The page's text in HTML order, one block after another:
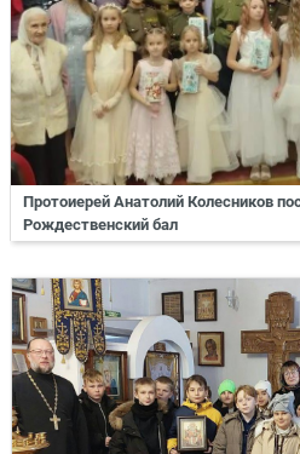
Протоиерей Анатолий Колесников
Рождественский бал